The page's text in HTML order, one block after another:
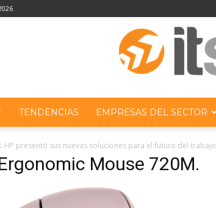
TENDENCIAS EMPRESAS DEL SECTOR
HP presentó sus nuevas soluciones para el futuro del trabajo
Mouse 720M.